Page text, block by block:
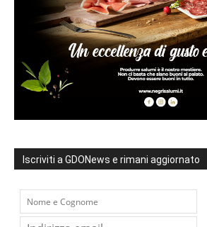
Iscriviti a GDONews e rimani aggiornato